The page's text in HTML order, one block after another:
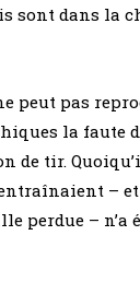
sont dans la
peut pas
la faute
de tir.
–
perdue – n’a